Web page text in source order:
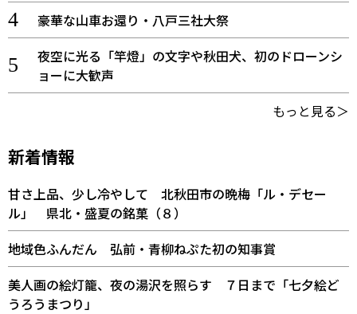
豪華な山車お還り・八戸三社大祭
夜空に光る「竿燈」の文字や秋田犬、初のドローンシ
ョーに大歓声
もっと見る＞
新着情報
甘さ上品、少し冷やして 北秋田市の晩梅「ル・デセー
ル」 県北・盛夏の銘菓（８）
地域色ふんだん 弘前・青柳ねぷた初の知事賞
美人画の絵灯籠、夜の湯沢を照らす ７日まで「七夕絵ど
うろうまつり」